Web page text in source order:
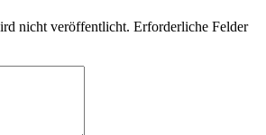
nicht veröffentlicht. Erforderliche Felder